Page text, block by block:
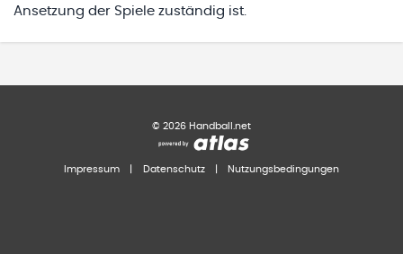
Ansetzung der Spiele zuständig ist.
© 2026 Handball.net
Impressum Datenschutz Nutzungsbedingungen